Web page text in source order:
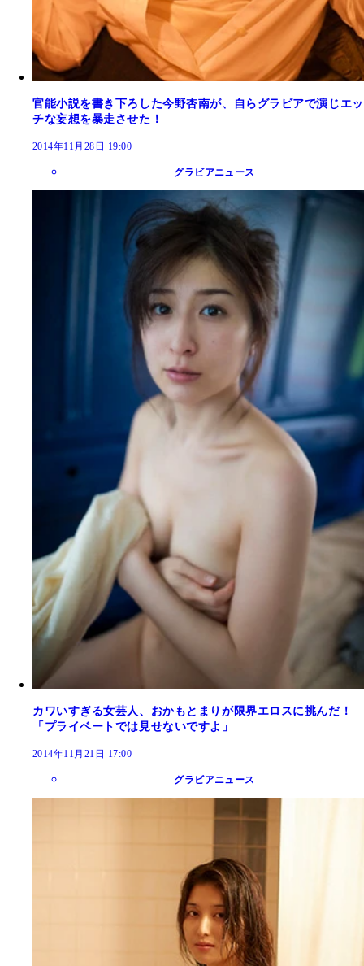
官能小説を書き下ろした今野杏南が、自らグラビアで演じエッ
チな妄想を暴走させた！
2014年11月28日 19:00
グラビアニュース
カワいすぎる女芸人、おかもとまりが限界エロスに挑んだ！
「プライベートでは見せないですよ」
2014年11月21日 17:00
グラビアニュース